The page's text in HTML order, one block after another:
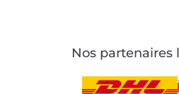
Nos partenaires